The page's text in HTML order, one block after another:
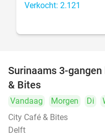
Verkocht: 2.121
Surinaams 3-
& Bites
Vandaag Morgen Di
City Café & Bites
Delft